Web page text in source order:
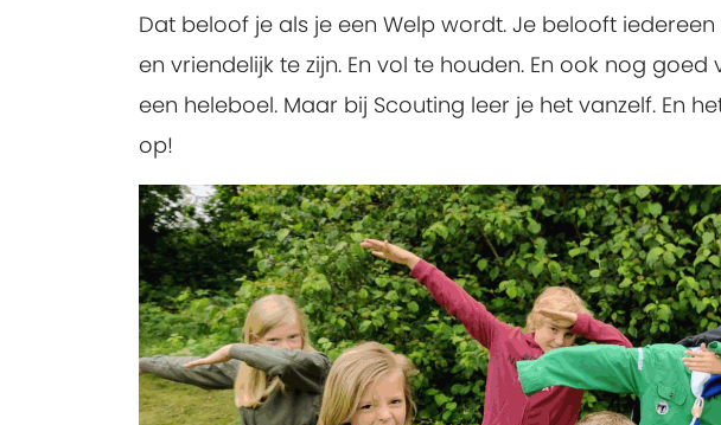
Dat beloof je als je een Welp wordt. Je belooft
en vriendelijk te zijn. En vol te houden. En ook nog
een heleboel. Maar bij Scouting leer je het vanzelf. En
op!